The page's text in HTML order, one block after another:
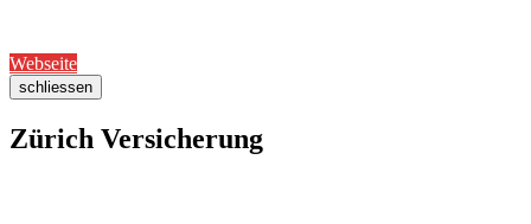
Webseite
schliessen
Zürich Versicherung